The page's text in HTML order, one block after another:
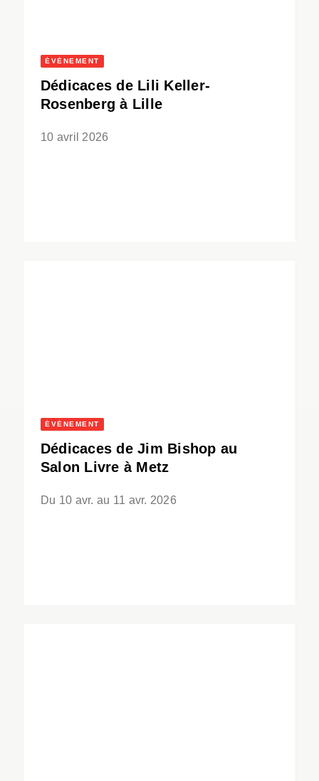
ÉVÈNEMENT
Dédicaces de Lili Keller-
Rosenberg à Lille
10 avril 2026
ÉVÈNEMENT
Dédicaces de Jim Bishop au
Salon Livre à Metz
Du 10 avr. au 11 avr. 2026